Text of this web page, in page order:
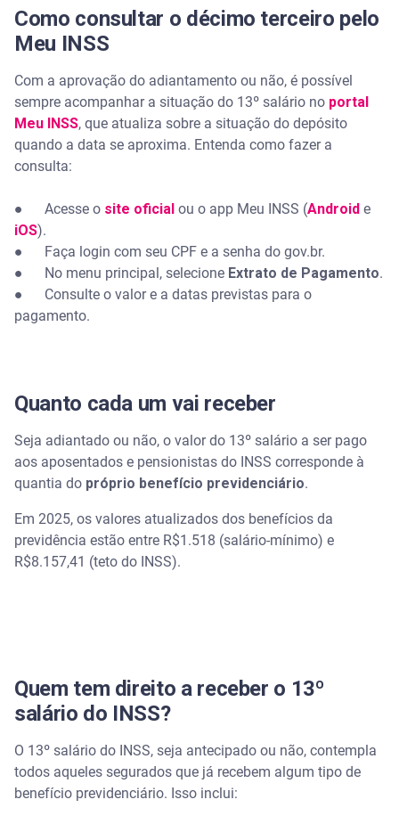
Como consultar o décimo terceiro pelo
Meu INSS
Com a aprovação do adiantamento ou não, é possível
sempre acompanhar a situação do 13º salário no portal
Meu INSS, que atualiza sobre a situação do depósito
quando a data se aproxima. Entenda como fazer a
consulta:
● Acesse o site oficial ou o app Meu INSS (Android e
iOS).
● Faça login com seu CPF e a senha do gov.br.
● No menu principal, selecione Extrato de Pagamento.
● Consulte o valor e a datas previstas para o
pagamento.
Quanto cada um vai receber
Seja adiantado ou não, o valor do 13º salário a ser pago
aos aposentados e pensionistas do INSS corresponde à
quantia do próprio benefício previdenciário.
Em 2025, os valores atualizados dos benefícios da
previdência estão entre R$1.518 (salário-mínimo) e
R$8.157,41 (teto do INSS).
Quem tem direito a receber o 13º
salário do INSS?
O 13º salário do INSS, seja antecipado ou não, contempla
todos aqueles segurados que já recebem algum tipo de
benefício previdenciário. Isso inclui: